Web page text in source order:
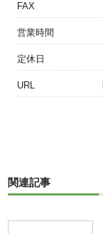
FAX
営業時間
定休日
URL
関連記事